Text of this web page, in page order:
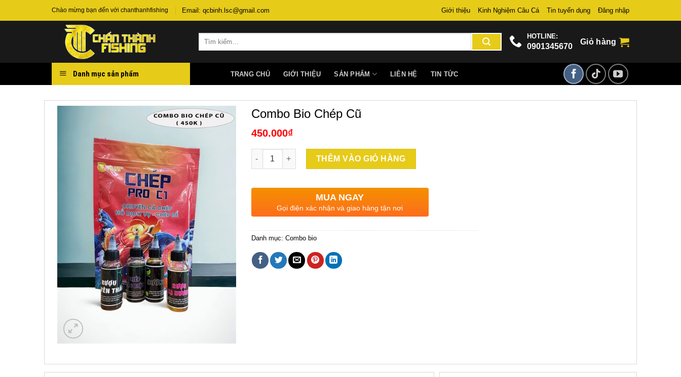
Chào mừng bạn đến với chanthanhfishing Email: qcbinh.lsc@gmail.com Giới thiệu Kinh Nghiệm Câu Cá Tin tuyển dụng Đăng nhập
HOTLINE:
0901345670
Giỏ hàng
Danh mục sản phẩm TRANG CHỦ GIỚI THIỆU SẢN PHẨM LIÊN HỆ TIN TỨC
Combo Bio Chép Cũ
450.000₫
Số lượng
THÊM VÀO GIỎ HÀNG
MUA NGAY
Gọi điện xác nhận và giao hàng tận nơi
Danh mục: Combo bio